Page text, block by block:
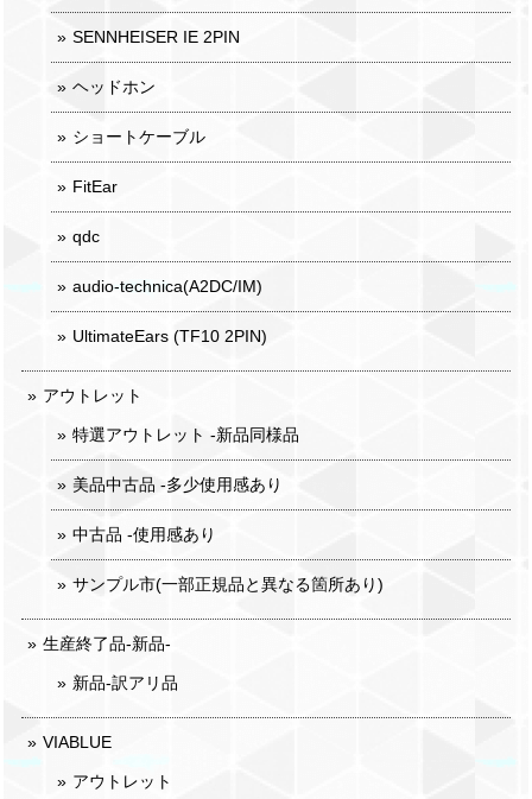
SENNHEISER IE 2PIN
ヘッドホン
ショートケーブル
FitEar
qdc
audio-technica(A2DC/IM)
UltimateEars (TF10 2PIN)
アウトレット
特選アウトレット -新品同様品
美品中古品 -多少使用感あり
中古品 -使用感あり
サンプル市(一部正規品と異なる箇所あり)
生産終了品-新品-
新品-訳アリ品
VIABLUE
アウトレット